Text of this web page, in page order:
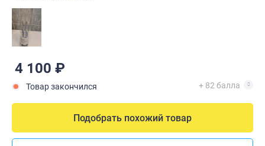
4 100 ₽
Товар закончился + 82 балла
Подобрать похожий товар